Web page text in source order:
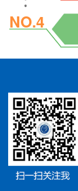
NO.4